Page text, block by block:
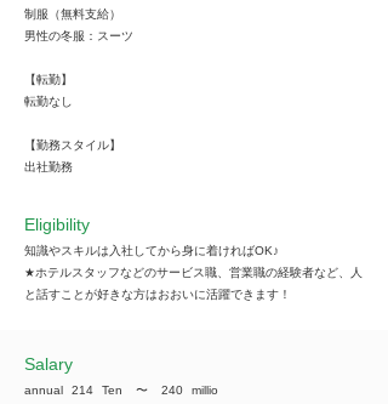
制服（無料支給）
男性の冬服：スーツ
【転勤】
転勤なし
【勤務スタイル】
出社勤務
Eligibility
知識やスキルは入社してから身に着ければOK♪
★ホテルスタッフなどのサービス職、営業職の経験者など、人
と話すことが好きな方はおおいに活躍できます！
​Salary
annual
214
Ten
​〜 240
millio